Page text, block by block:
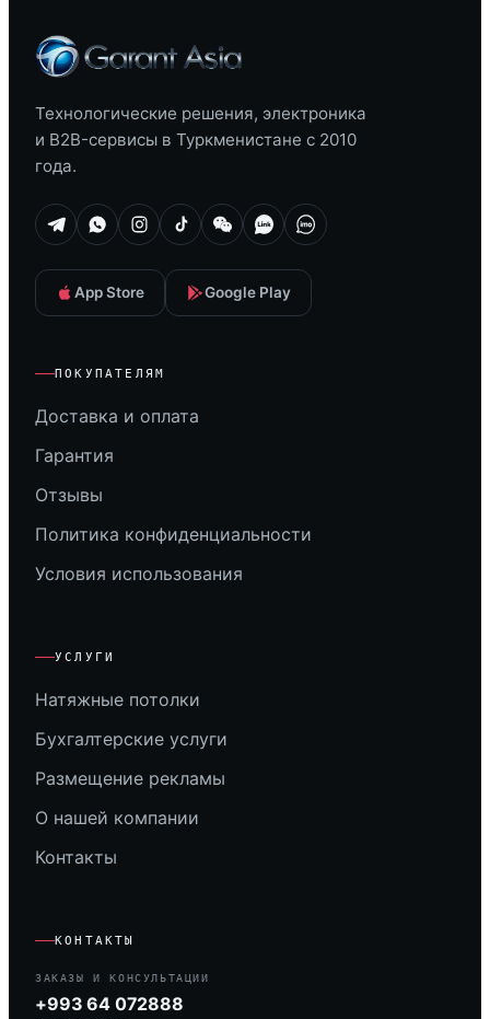
Технологические решения, электроника
и B2B-сервисы в Туркменистане с 2010
года.
App Store Google Play
ПОКУПАТЕЛЯМ
Доставка и оплата
Гарантия
Отзывы
Политика конфиденциальности
Условия использования
УСЛУГИ
Натяжные потолки
Бухгалтерские услуги
Размещение рекламы
О нашей компании
Контакты
КОНТАКТЫ
ЗАКАЗЫ И КОНСУЛЬТАЦИИ
+993 64 072888